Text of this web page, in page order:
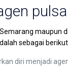
maupun
sebagai
diri menjadi